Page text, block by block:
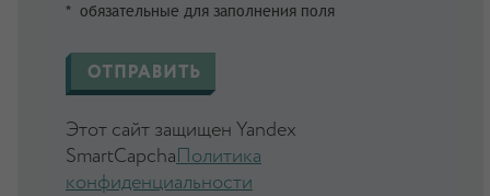
* обязательные для заполнения поля
Этот сайт защищен Yandex
SmartCapcha Политика
конфиденциальности